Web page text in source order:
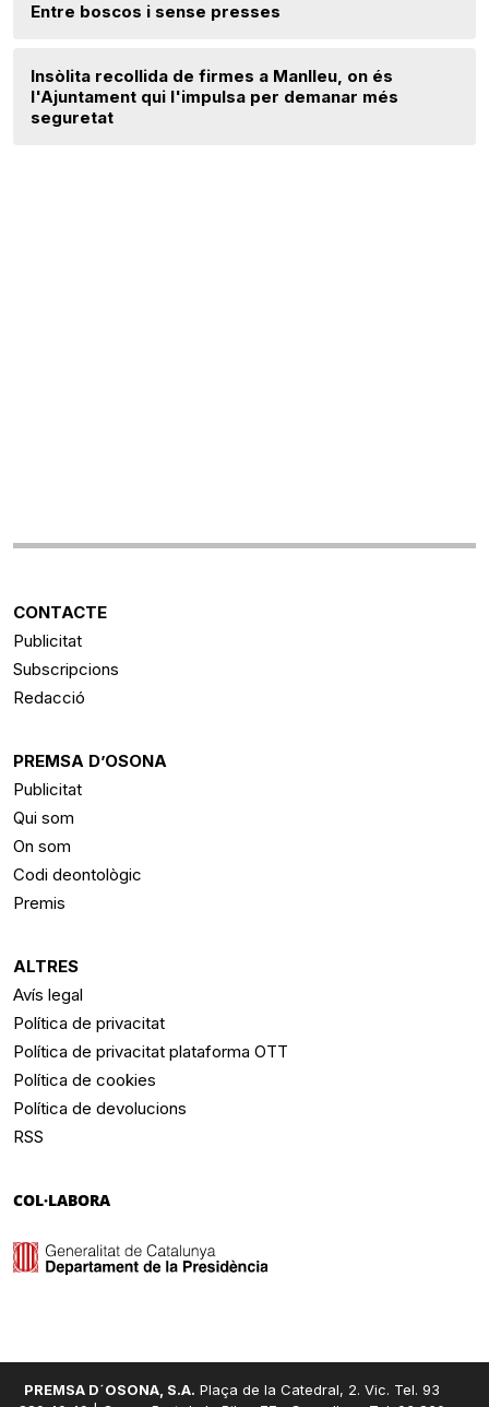
Entre boscos i sense presses
Insòlita recollida de firmes a Manlleu, on és
l'Ajuntament qui l'impulsa per demanar més
seguretat
CONTACTE
Publicitat
Subscripcions
Redacció
PREMSA D’OSONA
Publicitat
Qui som
On som
Codi deontològic
Premis
ALTRES
Avís legal
Política de privacitat
Política de privacitat plataforma OTT
Política de cookies
Política de devolucions
RSS
COL·LABORA
PREMSA D´OSONA, S.A. Plaça de la Catedral, 2. Vic. Tel. 93